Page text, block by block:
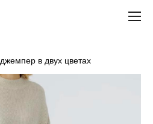
джемпер в двух цветах